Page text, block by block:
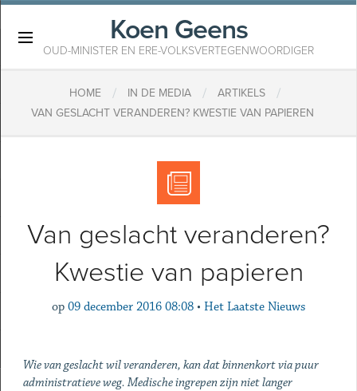
Koen Geens
OUD-MINISTER EN ERE-VOLKSVERTEGENWOORDIGER
HOME / IN DE MEDIA / ARTIKELS /
VAN GESLACHT VERANDEREN? KWESTIE VAN PAPIEREN
Van geslacht veranderen?
Kwestie van papieren
op 09 december 2016 08:08 • Het Laatste Nieuws
Wie van geslacht wil veranderen, kan dat binnenkort via puur
administratieve weg. Medische ingrepen zijn niet langer